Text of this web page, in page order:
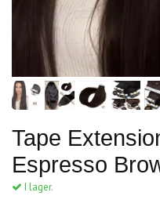
Tape
Espresso
I lager.